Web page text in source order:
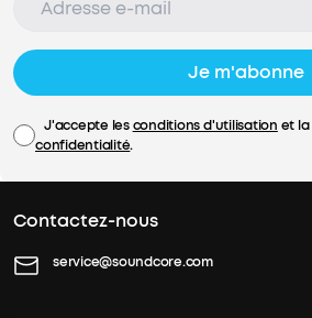
Je m'abonne
J'accepte lesconditions d'utilisation et la
confidentialité.
Contactez-nous
service@soundcore.com